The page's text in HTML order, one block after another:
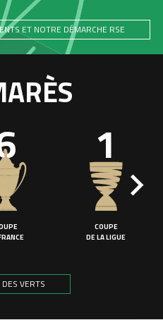
ET NOTRE DÉMARCHE RSE
1
COUPE
DE LA LIGUE
VERTS